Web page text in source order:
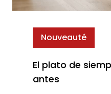
Nouveauté
El plato de
antes